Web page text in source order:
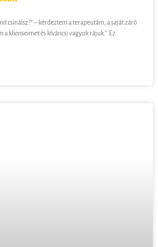
csinálsz?” – kérdeztem a terapeutám, a saját záró
a klienseimet és kíváncsi vagyok rájuk.” Ez